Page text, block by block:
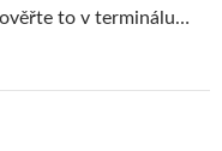
to v terminálu…